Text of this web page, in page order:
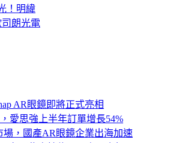
！明緯
司朗光電
AR眼鏡即將正式亮相
愛思強上半年訂單增長54%
場，國產AR眼鏡企業出海加速